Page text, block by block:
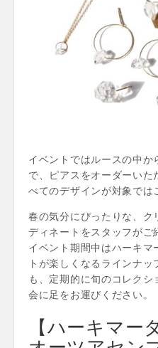
イベントではルースの中か
で、ピアスをオーダーい
べてのデザインが対象では
春の気分にぴったりな、ク
ディネートをスタッフがご
イベント期間中はハーキマ
トが楽しくなるラインナ
も、定期的に旬のコレク
会に足をお運びください。
【ハーキマー